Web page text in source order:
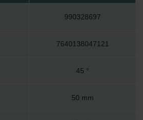
990328697
7640138047121
45 °
50 mm